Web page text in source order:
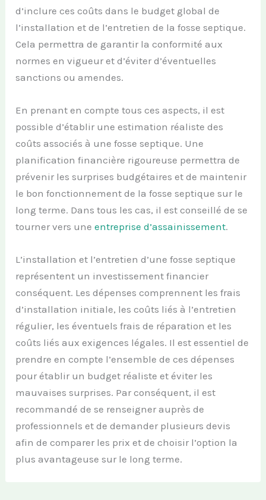
d’inclure ces coûts dans le budget global de
l’installation et de l’entretien de la fosse septique.
Cela permettra de garantir la conformité aux
normes en vigueur et d’éviter d’éventuelles
sanctions ou amendes.
En prenant en compte tous ces aspects, il est
possible d’établir une estimation réaliste des
coûts associés à une fosse septique. Une
planification financière rigoureuse permettra de
prévenir les surprises budgétaires et de maintenir
le bon fonctionnement de la fosse septique sur le
long terme. Dans tous les cas, il est conseillé de se
tourner vers uneentreprise d’assainissement.
L’installation et l’entretien d’une fosse septique
représentent un investissement financier
conséquent. Les dépenses comprennent les frais
d’installation initiale, les coûts liés à l’entretien
régulier, les éventuels frais de réparation et les
coûts liés aux exigences légales. Il est essentiel de
prendre en compte l’ensemble de ces dépenses
pour établir un budget réaliste et éviter les
mauvaises surprises. Par conséquent, il est
recommandé de se renseigner auprès de
professionnels et de demander plusieurs devis
afin de comparer les prix et de choisir l’option la
plus avantageuse sur le long terme.